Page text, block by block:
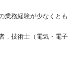
業務経験が少なくとも
，技術士（電気・電子